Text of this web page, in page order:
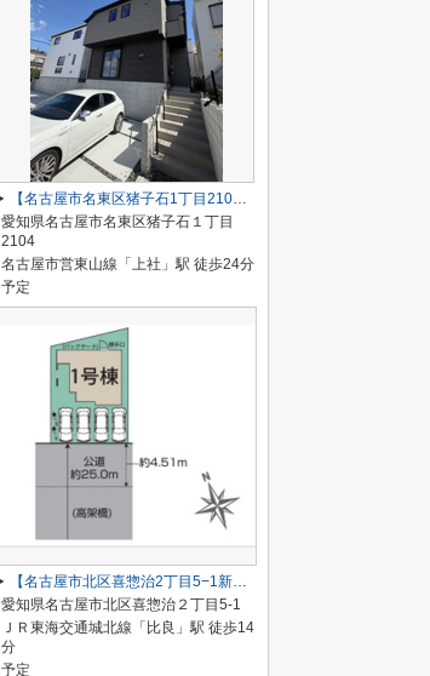
【名古屋市名東区猪子石1丁目2104新築戸建2号棟】✨️仲介手数料無料✨️猪子石小学校・猪高中学校
愛知県名古屋市名東区猪子石１丁目
2104
名古屋市営東山線「上社」駅 徒歩24分
予定
【名古屋市北区喜惣治2丁目5−1新築戸建】仲介手数料無料！楠西小学校・楠中学校
愛知県名古屋市北区喜惣治２丁目5-1
ＪＲ東海交通城北線「比良」駅 徒歩14
分
予定